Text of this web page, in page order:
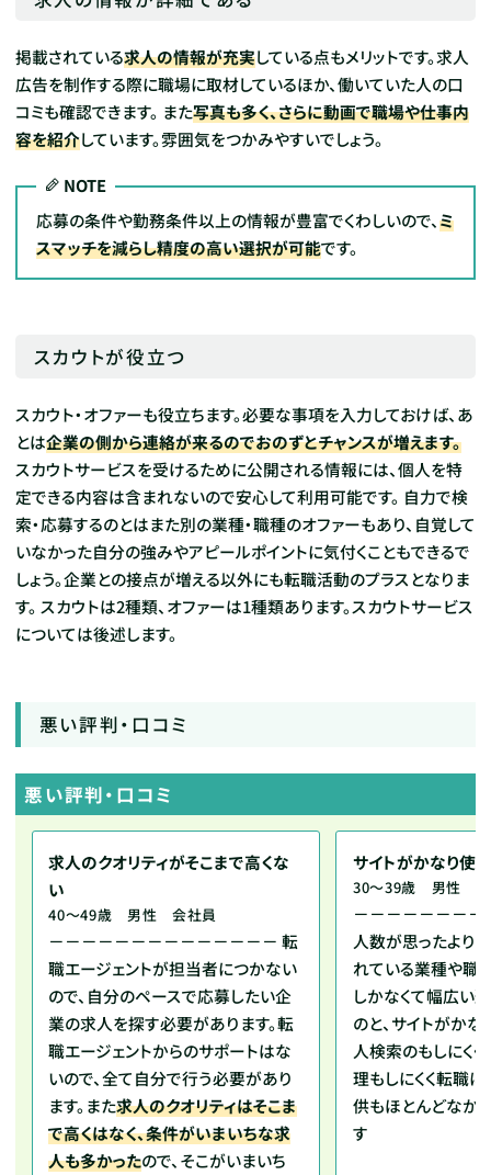
掲載されている求人の情報が充実している点もメリットです。求人
広告を制作する際に職場に取材しているほか、働いていた人の口
コミも確認できます。 また写真も多く、さらに動画で職場や仕事内
容を紹介しています。雰囲気をつかみやすいでしょう。
NOTE
応募の条件や勤務条件以上の情報が豊富でくわしいので、ミ
スマッチを減らし精度の高い選択が可能です。
スカウトが役立つ
スカウト・オファーも役立ちます。必要な事項を入力しておけば、あ
とは企業の側から連絡が来るのでおのずとチャンスが増えます。
スカウトサービスを受けるために公開される情報には、個人を特
定できる内容は含まれないので安心して利用可能です。 自力で検
索・応募するのとはまた別の業種・職種のオファーもあり、自覚して
いなかった自分の強みやアピールポイントに気付くこともできるで
しょう。企業との接点が増える以外にも転職活動のプラスとなりま
す。 スカウトは2種類、オファーは1種類あります。スカウトサービス
については後述します。
悪い評判・口コミ
悪い評判・口コミ
求人のクオリティがそこまで高くな
い
40～49歳 男性 会社員
－－－－－－－－－－－－－－ 転
職エージェントが担当者につかない
ので、自分のペースで応募したい企
業の求人を探す必要があります。転
職エージェントからのサポートはな
いので、全て自分で行う必要があり
ます。また求人のクオリティはそこま
で高くはなく、条件がいまいちな求
人も多かったので、そこがいまいち
サイトがかなり使
30～39歳 男性 会
－－－－－－－
人数が思ったより
れている業種や職
しかなくて幅広い
のと、サイトがかな
人検索のもしにく
理もしにくく転職
供もほとんどなか
す